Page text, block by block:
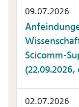
09.07.2026
Scicomm-
02.07.2026